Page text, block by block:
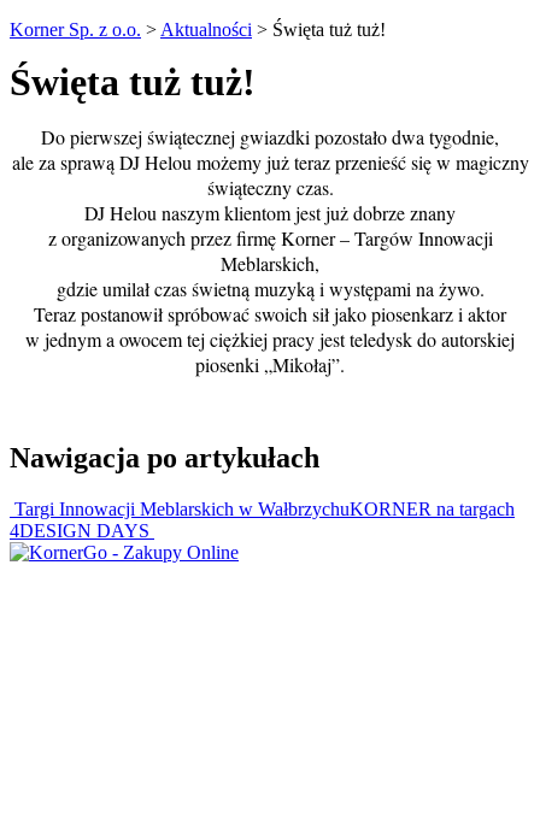
Korner Sp. z o.o. > Aktualności > Święta tuż tuż!
Święta tuż tuż!
Do pierwszej świątecznej gwiazdki pozostało dwa tygodnie,
ale za sprawą DJ Helou możemy już teraz przenieść się w magiczny
świąteczny czas.
DJ Helou naszym klientom jest już dobrze znany
z organizowanych przez firmę Korner – Targów Innowacji
Meblarskich,
gdzie umilał czas świetną muzyką i występami na żywo.
Teraz postanowił spróbować swoich sił jako piosenkarz i aktor
w jednym a owocem tej ciężkiej pracy jest teledysk do autorskiej
piosenki „Mikołaj”.
Nawigacja po artykułach
Targi Innowacji Meblarskich w WałbrzychuKORNER na targach
4DESIGN DAYS